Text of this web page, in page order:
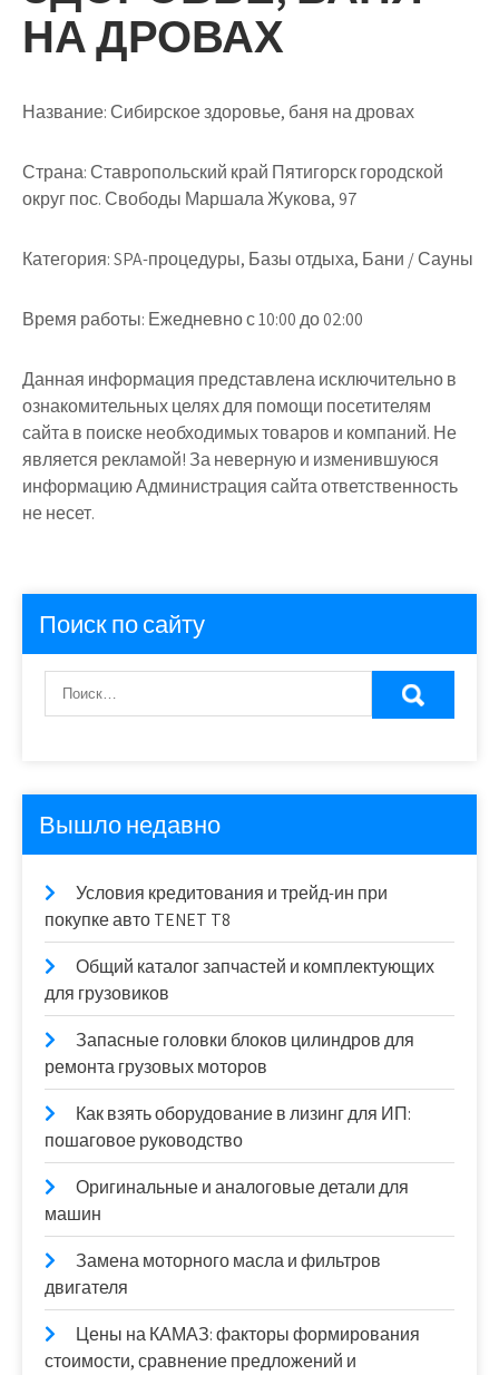
НА ДРОВАХ
Название:Сибирское здоровье, баня на дровах
Страна:Ставропольский край Пятигорск городской
округ пос. Свободы Маршала Жукова, 97
Категория:SPA-процедуры, Базы отдыха, Бани / Сауны
Время работы: Ежедневно с 10:00 до 02:00
Данная информация представлена исключительно в
ознакомительных целях для помощи посетителям
сайта в поиске необходимых товаров и компаний. Не
является рекламой! За неверную и изменившуюся
информацию Администрация сайта ответственность
не несет.
Поиск по сайту
Вышло недавно
Условия кредитования и трейд-ин при
покупке авто TENET T8
Общий каталог запчастей и комплектующих
для грузовиков
Запасные головки блоков цилиндров для
ремонта грузовых моторов
Как взять оборудование в лизинг для ИП:
пошаговое руководство
Оригинальные и аналоговые детали для
машин
Замена моторного масла и фильтров
двигателя
Цены на КАМАЗ: факторы формирования
стоимости, сравнение предложений и